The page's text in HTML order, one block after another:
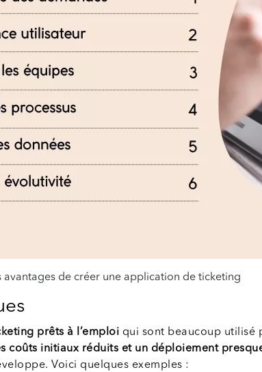
avantages de créer une application de ticketing
prêts à l’emploi qui sont beaucoup utilisé
coûts initiaux réduits et un déploiement
Voici quelques exemples :